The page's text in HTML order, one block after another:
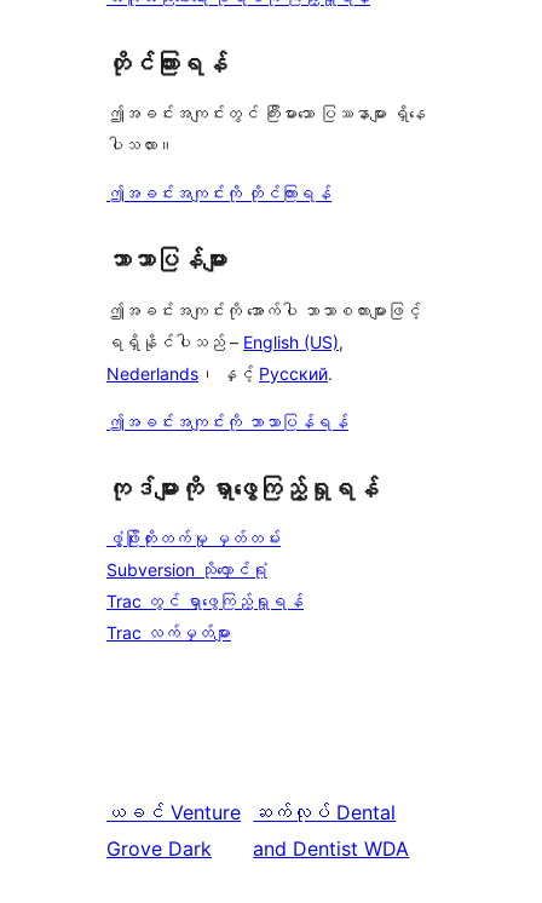
တိုင်ကြားရန်
ဤအခင်းအကျင်းတွင် ကြီးမားသော ပြဿနာများ ရှိနေ
ပါသလား။
ဤအခင်းအကျင်းကို တိုင်ကြားရန်
ဘာသာပြန်များ
ဤအခင်းအကျင်းကို အောက်ပါ ဘာသာစကားများဖြင့်
ရရှိနိုင်ပါသည် – English (US),
Nederlands ၊ နှင့် Русский.
ဤအခင်းအကျင်းကို ဘာသာပြန်ရန်
ကုဒ်များကို ရှာဖွေကြည့်ရှုရန်
ဖွံ့ဖြိုးတိုးတက်မှု မှတ်တမ်း
Subversion သိုလှောင်ရုံ
Trac တွင် ရှာဖွေကြည့်ရှုရန်
Trac လက်မှတ်များ
ယခင် Venture
Grove Dark
ဆက်လုပ် Dental
and Dentist WDA